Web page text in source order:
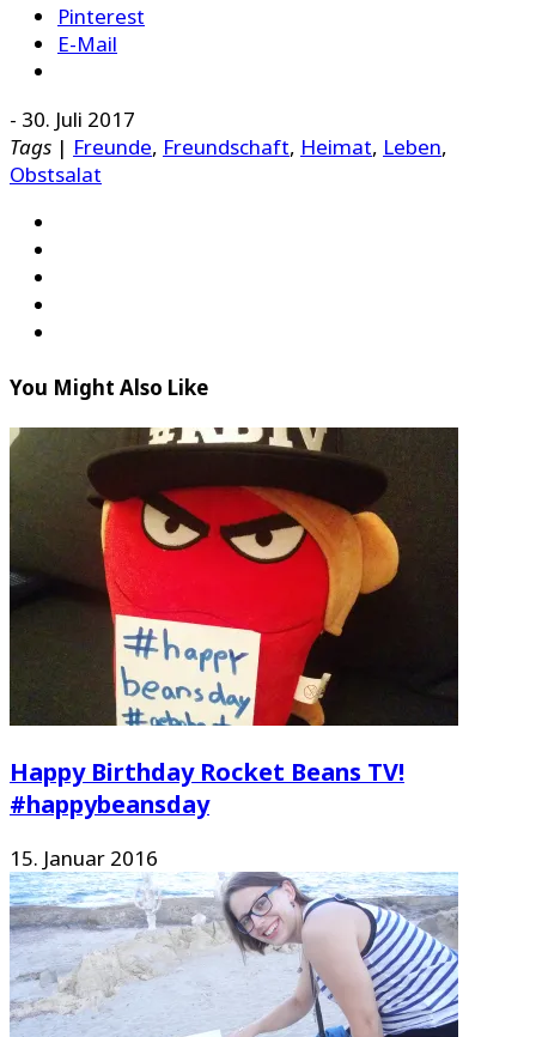
Pinterest
E-Mail
- 30. Juli 2017
Tags | Freunde, Freundschaft, Heimat, Leben,
Obstsalat
You Might Also Like
Happy Birthday Rocket Beans TV!
#happybeansday
15. Januar 2016